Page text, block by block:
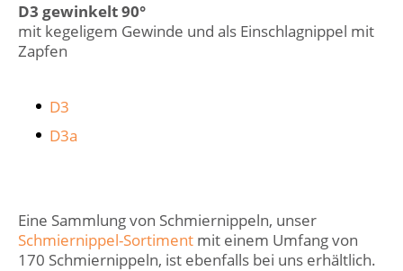
D3 gewinkelt 90°
mit kegeligem Gewinde und als Einschlagnippel mit
Zapfen
D3
D3a
Eine Sammlung von Schmiernippeln, unser
Schmiernippel-Sortiment mit einem Umfang von
170 Schmiernippeln, ist ebenfalls bei uns erhältlich.